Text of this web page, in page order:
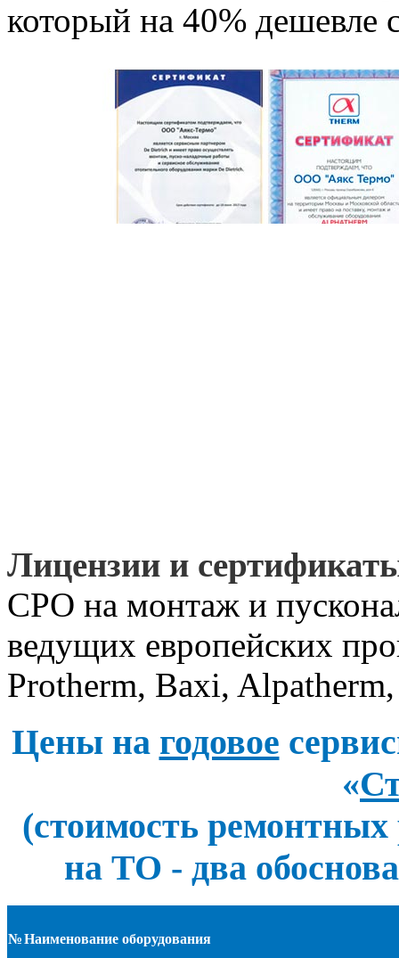
который на 40% дешевле
Лицензии и
СРО на монтаж и
ведущих европейских
Protherm, Baxi,
Цены на годовое
«
(стоимость ремонтных
на ТО - два
№Наименование оборудования